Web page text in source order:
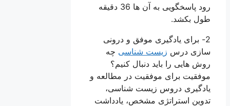
رود پاسخگویی به آن ها 36 دقیقه
طول بکشد.
2- برای یادگیری موفق و درونی
سازی درس زیست شناسی چه
روش هایی را باید دنبال کنیم؟
موفقیت برای موفقیت در مطالعه و
یادگیری دروس زیست شناسی،
تدوین استراتژی مشخص، یادداشت